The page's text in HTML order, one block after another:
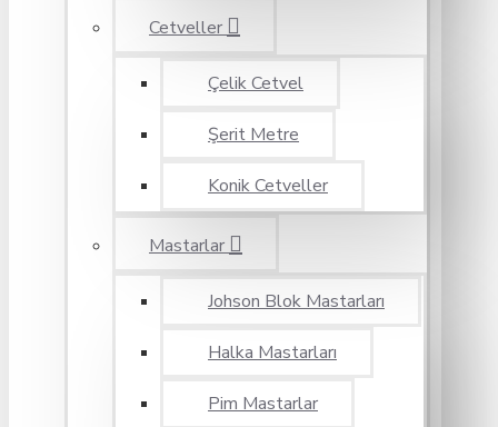
Cetveller
Çelik Cetvel
Şerit Metre
Konik Cetveller
Mastarlar
Johson Blok Mastarları
Halka Mastarları
Pim Mastarlar